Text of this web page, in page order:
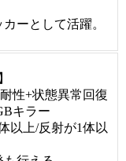
ーとして活躍。
性+状態異常回復
キラー
以上/反射が1体以